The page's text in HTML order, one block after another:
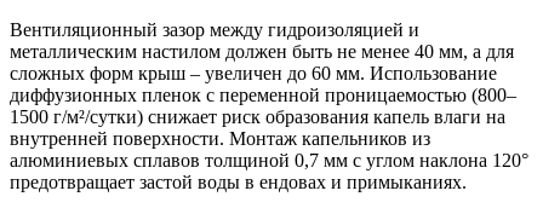
Вентиляционный зазор между гидроизоляцией и
металлическим настилом должен быть не менее 40 мм, а для
сложных форм крыш – увеличен до 60 мм. Использование
диффузионных пленок с переменной проницаемостью (800–
1500 г/м²/сутки) снижает риск образования капель влаги на
внутренней поверхности. Монтаж капельников из
алюминиевых сплавов толщиной 0,7 мм с углом наклона 120°
предотвращает застой воды в ендовах и примыканиях.